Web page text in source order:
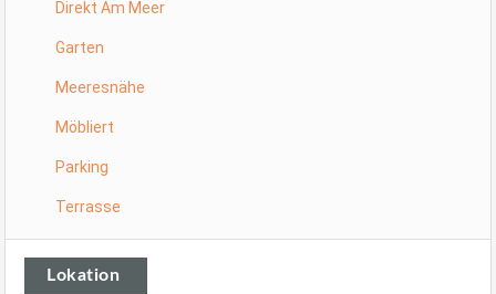
Direkt Am Meer
Garten
Meeresnähe
Möbliert
Parking
Terrasse
Lokation